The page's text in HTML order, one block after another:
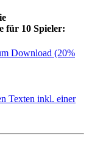
für 10 Spieler:
Download (20%
Texten inkl. einer